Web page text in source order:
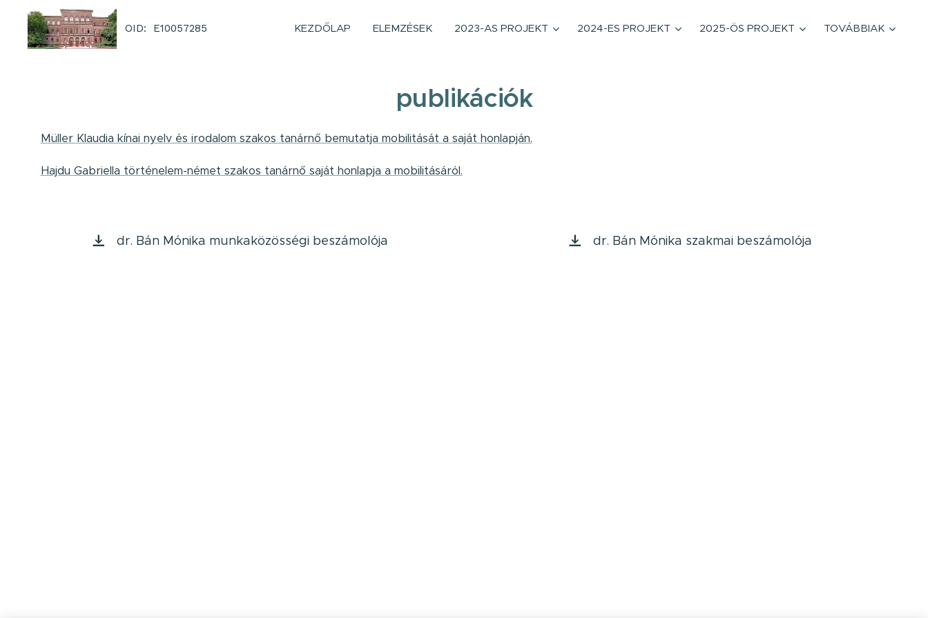
OID: E10057285 KEZDŐLAP ELEMZÉSEK 2023-AS PROJEKT 2024-ES PROJEKT 2025-ÖS PROJEKT TOVÁBBIAK
publikációk
Müller Klaudia kínai nyelv és irodalom szakos tanárnő bemutatja mobilitását a saját honlapján.
Hajdu Gabriella történelem-német szakos tanárnő saját honlapja a mobilitásáról.
dr. Bán Mónika munkaközösségi beszámolója dr. Bán Mónika szakmai beszámolója